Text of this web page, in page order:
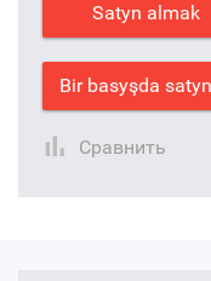
Satyn almak
Bir basyşda
Сравнить